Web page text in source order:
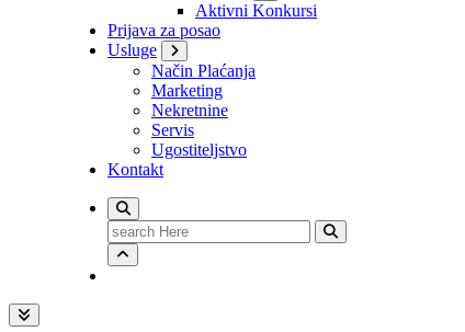
Aktivni Konkursi
Prijava za posao
Usluge
Način Plaćanja
Marketing
Nekretnine
Servis
Ugostiteljstvo
Kontakt
Search
for: